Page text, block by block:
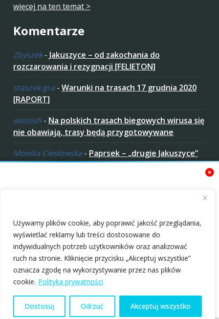
Używamy plików cookie, aby poprawić jakość przeglądania,
wyświetlać reklamy lub treści dostosowane do
indywidualnych potrzeb użytkowników oraz analizować
ruch na stronie. Kliknięcie przycisku „Akceptuj wszystkie”
oznacza zgodę na wykorzystywanie przez nas plików
cookie. Polityka prywatności
Dostosuj Odrzuć Akceptuj wszystko
Rottefella RAP: nowa
płyta montażowa dla
wiązań
Redakcja
Ercolina Light –
narciarski jeszcze
lżejszy
więcej na ten temat >
Komentarze
Zbyszek- Jakuszyce – od zakochania do
rozczarowania i rezygnacji [FELIETON]
staszek gra - Warunki na trasach 17 grudnia 2020
[RAPORT]
wososh - Na polskich trasach biegowych wirusa się
nie obawiają, trasy będą przygotowywane
Monika Ciesłowska - Paprsek – „drugie Jakuszyce”
w „czeskich Bieszczadach”
Copyright © 2010-2026 nabiegowkach.pl
O Nas Regulamin Patronaty
Polityka Prywatności
Kontakt